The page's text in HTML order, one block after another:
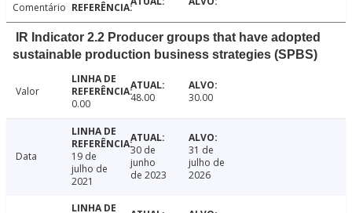
Comentário
IR Indicator 2.2 Producer groups that have adopted
sustainable production business strategies (SPBS)
Valor
0.00
48.00 30.00
Data
19 de
julho de
2021
30 de
junho
de 2023
31 de
julho de
2026